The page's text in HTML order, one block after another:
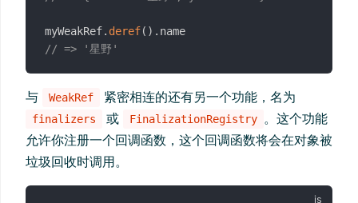
myWeakRef. deref( ) .
// => '星野'
与 WeakRef 紧密相连的还有另一个功能，名为
finalizers 或 FinalizationRegistry 。这个功能
允许你注册一个回调函数，这个回调函数将会在对象被
垃圾回收时调用。